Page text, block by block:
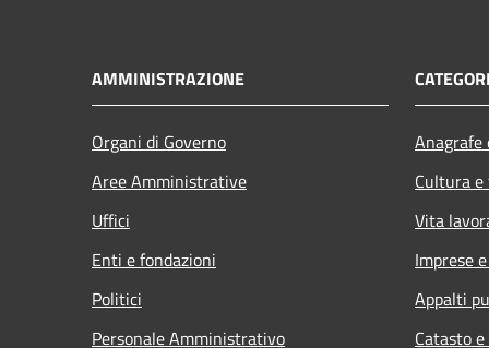
AMMINISTRAZIONE
Organi di Governo
Aree Amministrative
Uffici
Enti e fondazioni
Politici
Personale Amministrativo
Cultura
Vita
Imprese
Appalti
Catasto